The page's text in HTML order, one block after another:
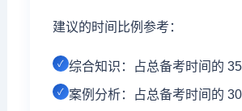
建议的时间比例参考：
综合知识：占总备考时间的
案例分析：占总备考时间的